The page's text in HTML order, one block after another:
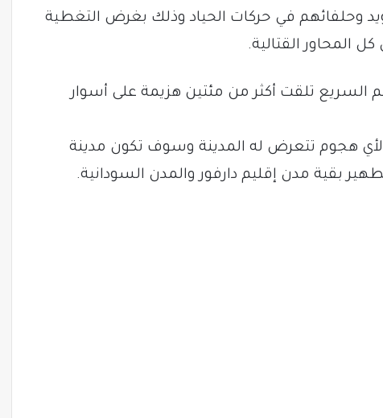
وحلفائهم في حركات الحياد وذلك بغرض التغطية
كل المحاور القتالية.
السريع تلقت أكثر من مئتين هزيمة على أسوار
هجوم تتعرض له المدينة وسوف تكون مدينة
بقية مدن إقليم دارفور والمدن السودانية.